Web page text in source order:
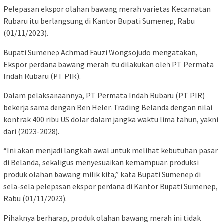
Pelepasan ekspor olahan bawang merah varietas Kecamatan
Rubaru itu berlangsung di Kantor Bupati Sumenep, Rabu
(01/11/2023).
Bupati Sumenep Achmad Fauzi Wongsojudo mengatakan,
Ekspor perdana bawang merah itu dilakukan oleh PT Permata
Indah Rubaru (PT PIR).
Dalam pelaksanaannya, PT Permata Indah Rubaru (PT PIR)
bekerja sama dengan Ben Helen Trading Belanda dengan nilai
kontrak 400 ribu US dolar dalam jangka waktu lima tahun, yakni
dari (2023-2028).
“Ini akan menjadi langkah awal untuk melihat kebutuhan pasar
di Belanda, sekaligus menyesuaikan kemampuan produksi
produk olahan bawang milik kita,” kata Bupati Sumenep di
sela-sela pelepasan ekspor perdana di Kantor Bupati Sumenep,
Rabu (01/11/2023).
Pihaknya berharap, produk olahan bawang merah ini tidak